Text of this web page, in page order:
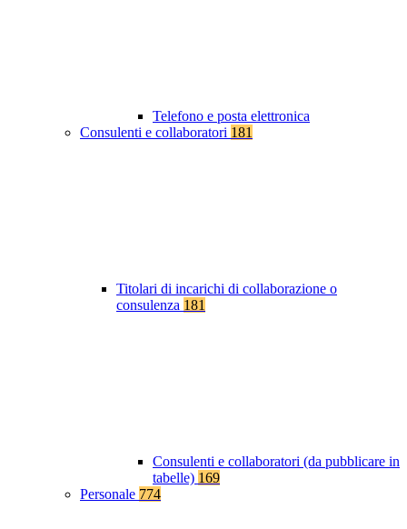
Telefono e posta elettronica
Consulenti e collaboratori 181
Titolari di incarichi di collaborazione o
consulenza 181
Consulenti e collaboratori (da pubblicare in
tabelle) 169
Personale 774